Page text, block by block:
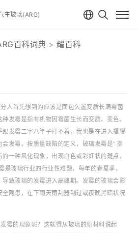
车玻璃(ARG)
百科词典 耀百科
首先想到的应该是面包久置变质长满霉菌
发霉是指有机物因霉菌生长而变质、变色。
发霉二字八竿子打不着，我也是在进入福耀
发霉。按质量缺陷的定义，玻璃发霉是“ 指
一种风化现象，出现白色或彩虹状的斑点，
是玻璃行业的行业性难题，每年的春夏季，
致玻璃的发霉进入高峰期。发霉的玻璃会影
全隐患，在下雨天雨刮器刮过或夜晚黑暗状况
的现象呢？这就得从玻璃的原材料说起